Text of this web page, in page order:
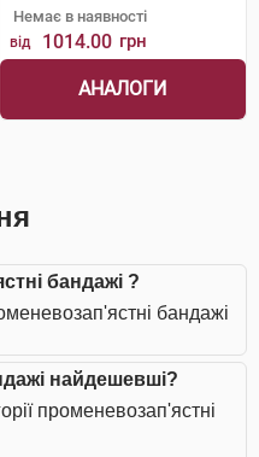
Немає в наявності
від 1014.00 грн
АНАЛОГИ
бандажі ?
бандажі
найдешевші?
променевозап'ястні